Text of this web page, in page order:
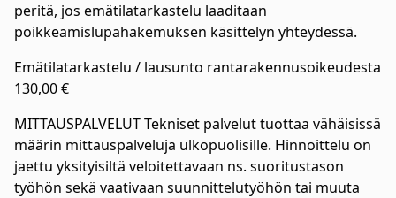
peritä, jos emätilatarkastelu laaditaan
poikkeamislupahakemuksen käsittelyn yhteydessä.
Emätilatarkastelu / lausunto rantarakennusoikeudesta
130,00 €
MITTAUSPALVELUT Tekniset palvelut tuottaa vähäisissä
määrin mittauspalveluja ulkopuolisille. Hinnoittelu on
jaettu yksityisiltä veloitettavaan ns. suoritustason
työhön sekä vaativaan suunnittelutyöhön tai muuta